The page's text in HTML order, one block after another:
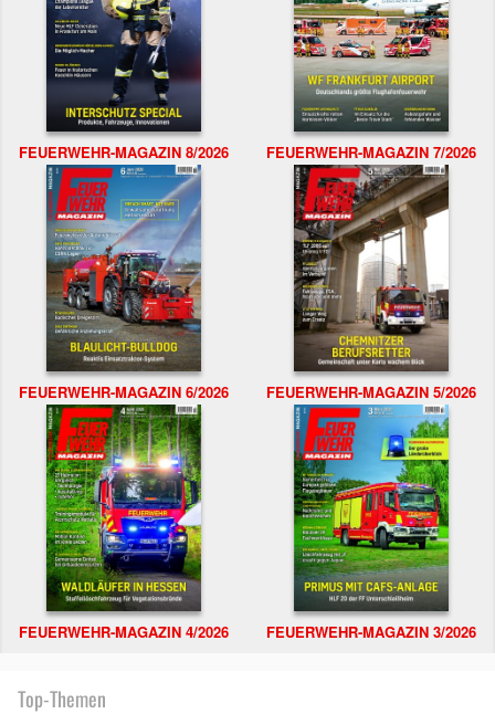
FEUERWEHR-MAGAZIN 8/2026 FEUERWEHR-MAGAZIN 7/2026
FEUERWEHR-MAGAZIN 6/2026 FEUERWEHR-MAGAZIN 5/2026
FEUERWEHR-MAGAZIN 4/2026 FEUERWEHR-MAGAZIN 3/2026
Top-Themen